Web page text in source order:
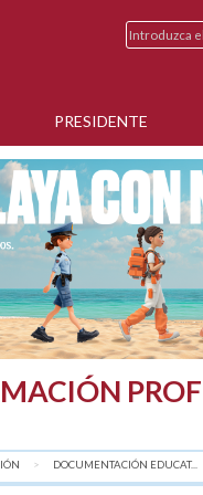
PRESIDENTE
DOCUMENTACIÓN EDUCAT...